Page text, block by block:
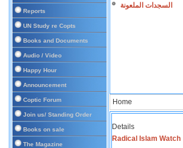
Reports
UN Study re Copts
Books and Documents
Audio / Video
Happy Hour
Announcement
Coptic Forum
Join us/ Standing Order
Books on sale
The Magazine
السجدات الملعونة
Home
Details
Radical Islam Watch